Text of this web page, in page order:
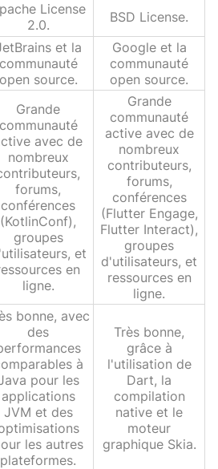
License
2.0.
BSD License.
et la
communauté
open source.
Google et la
communauté
open source.
Grande
communauté
avec de
nombreux
forums,
conférences
(KotlinConf),
groupes
et
en
ligne.
Grande
communauté
active avec de
nombreux
contributeurs,
forums,
conférences
(Flutter Engage,
Flutter Interact),
groupes
d'utilisateurs, et
ressources en
ligne.
bonne, avec
des
à
pour les
applications
JVM et des
les autres
plateformes.
Très bonne,
grâce à
l'utilisation de
Dart, la
compilation
native et le
moteur
graphique Skia.